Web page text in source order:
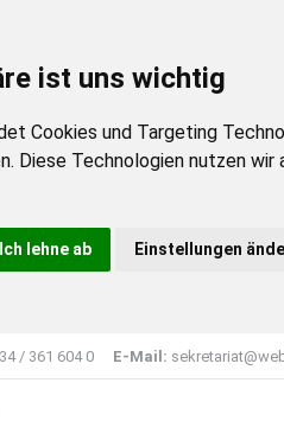
ist uns wichtig
Cookies und Targeting
Diese Technologien nutzen
Ich lehne ab Einstellungen
/ 361 604 0 E-Mail: